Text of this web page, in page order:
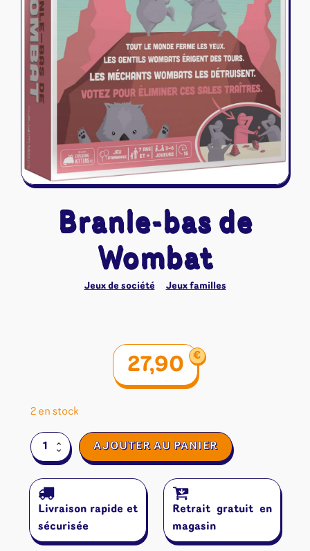
Naruto Mythos
Tapis de jeu
Branle-bas de
Wombat
Jeux de société Jeux familles
27,90 €
2 en stock
quantité
de
bas
de
Wombat
AJOUTER AU PANIER
Livraison rapide et
sécurisée
Retrait gratuit en
magasin